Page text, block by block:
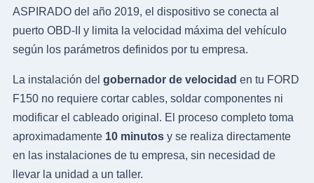
ASPIRADO del año 2019, el dispositivo se conecta al
puerto OBD-II y limita la velocidad máxima del vehículo
según los parámetros definidos por tu empresa.
La instalación del gobernador de velocidad en tu FORD
F150 no requiere cortar cables, soldar componentes ni
modificar el cableado original. El proceso completo toma
aproximadamente 10 minutosy se realiza directamente
en las instalaciones de tu empresa, sin necesidad de
llevar la unidad a un taller.